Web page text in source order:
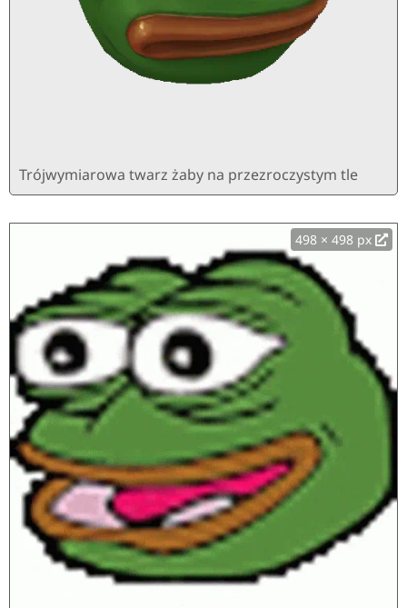
Trójwymiarowa twarz żaby na przezroczystym tle
498 × 498 px